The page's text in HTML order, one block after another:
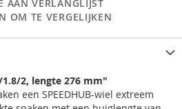
AAN VERLANGLIJST
OM TE VERGELIJKEN
2, lengte 276 mm"
een SPEEDHUB-wiel extreem